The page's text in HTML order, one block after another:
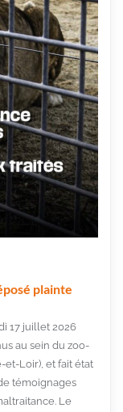
plainte
17 juillet 2026
au sein du zoo-
et-Loir), et fait état
témoignages
Le